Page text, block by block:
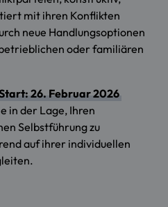
mit ihren Konflikten
neue Handlungsoptionen
oder familiären
26. Februar 2026
in der Lage, Ihren
Selbstführung zu
auf ihrer individuellen